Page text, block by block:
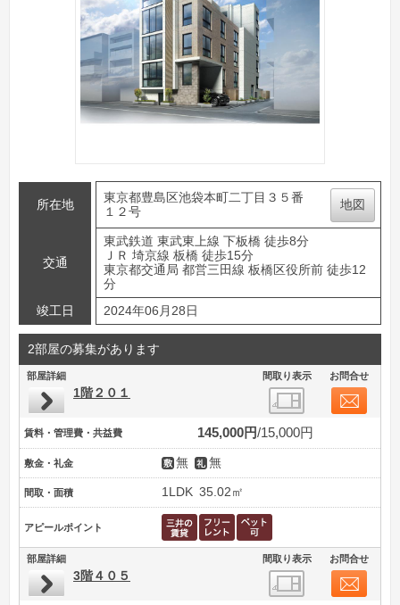
所在地
東京都豊島区池袋本町二丁目３５番
１２号
地図
交通
東武鉄道 東武東上線 下板橋 徒歩8分
ＪＲ 埼京線 板橋 徒歩15分
東京都交通局 都営三田線 板橋区役所前 徒歩12
分
竣工日
2024年06月28日
2部屋の募集があります
部屋詳細 間取り表示 お問合せ
1階２０１
賃料・管理費・共益費 145,000円 15,000円
敷金・礼金 無 無
間取・面積 1LDK 35.02㎡
アピールポイント
部屋詳細 間取り表示 お問合せ
3階４０５